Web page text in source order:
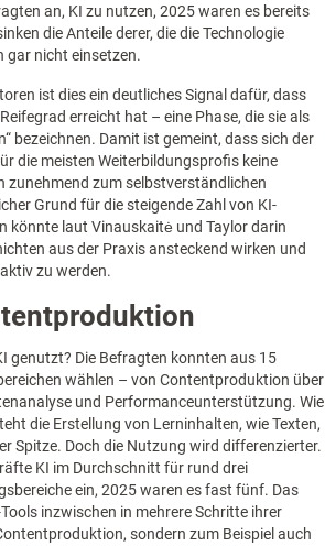
an, KI zu nutzen, 2025 waren es bereits
die Anteile derer, die die Technologie
gar nicht einsetzen.
ist dies ein deutliches Signal dafür, dass
erreicht hat – eine Phase, die sie als
bezeichnen. Damit ist gemeint, dass sich der
die meisten Weiterbildungsprofis keine
zunehmend zum selbstverständlichen
Grund für die steigende Zahl von KI-
könnte laut Vinauskaitė und Taylor darin
aus der Praxis ansteckend wirken und
zu werden.
genutzt? Die Befragten konnten aus 15
wählen – von Contentproduktion über
und Performanceunterstützung. Wie
die Erstellung von Lerninhalten, wie Texten,
Spitze. Doch die Nutzung wird differenzierter.
KI im Durchschnitt für rund drei
ein, 2025 waren es fast fünf. Das
inzwischen in mehrere Schritte ihrer
sondern zum Beispiel auch